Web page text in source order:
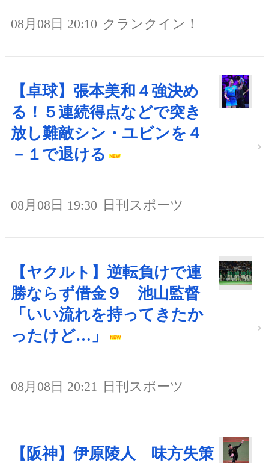
08月08日 20:10 クランクイン！
【卓球】張本美和４強決め
る！５連続得点などで突き
放し難敵シン・ユビンを４
－１で退ける
08月08日 19:30 日刊スポーツ
【ヤクルト】逆転負けで連
勝ならず借金９ 池山監督
「いい流れを持ってきたか
ったけど…」
08月08日 20:21 日刊スポーツ
【阪神】伊原陵人 味方失策